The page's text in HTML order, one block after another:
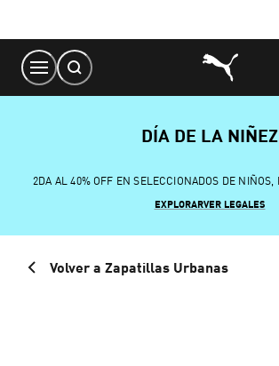
Content
DÍA DE LA NIÑEZ
2DA AL 40% OFF EN SELECCIONADOS DE NIÑOS,
EXPLORARVER LEGALES
Volver a Zapatillas Urbanas